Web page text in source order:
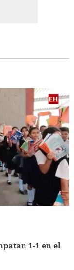
1-1 en el